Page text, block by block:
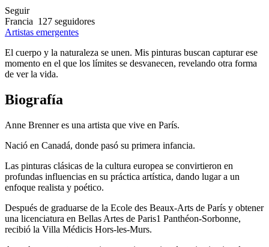
Seguir
Francia 127 seguidores
Artistas emergentes
El cuerpo y la naturaleza se unen. Mis pinturas buscan capturar ese
momento en el que los límites se desvanecen, revelando otra forma
de ver la vida.
Biografía
Anne Brenner es una artista que vive en París.
Nació en Canadá, donde pasó su primera infancia.
Las pinturas clásicas de la cultura europea se convirtieron en
profundas influencias en su práctica artística, dando lugar a un
enfoque realista y poético.
Después de graduarse de la Ecole des Beaux-Arts de París y obtener
una licenciatura en Bellas Artes de Paris1 Panthéon-Sorbonne,
recibió la Villa Médicis Hors-les-Murs.